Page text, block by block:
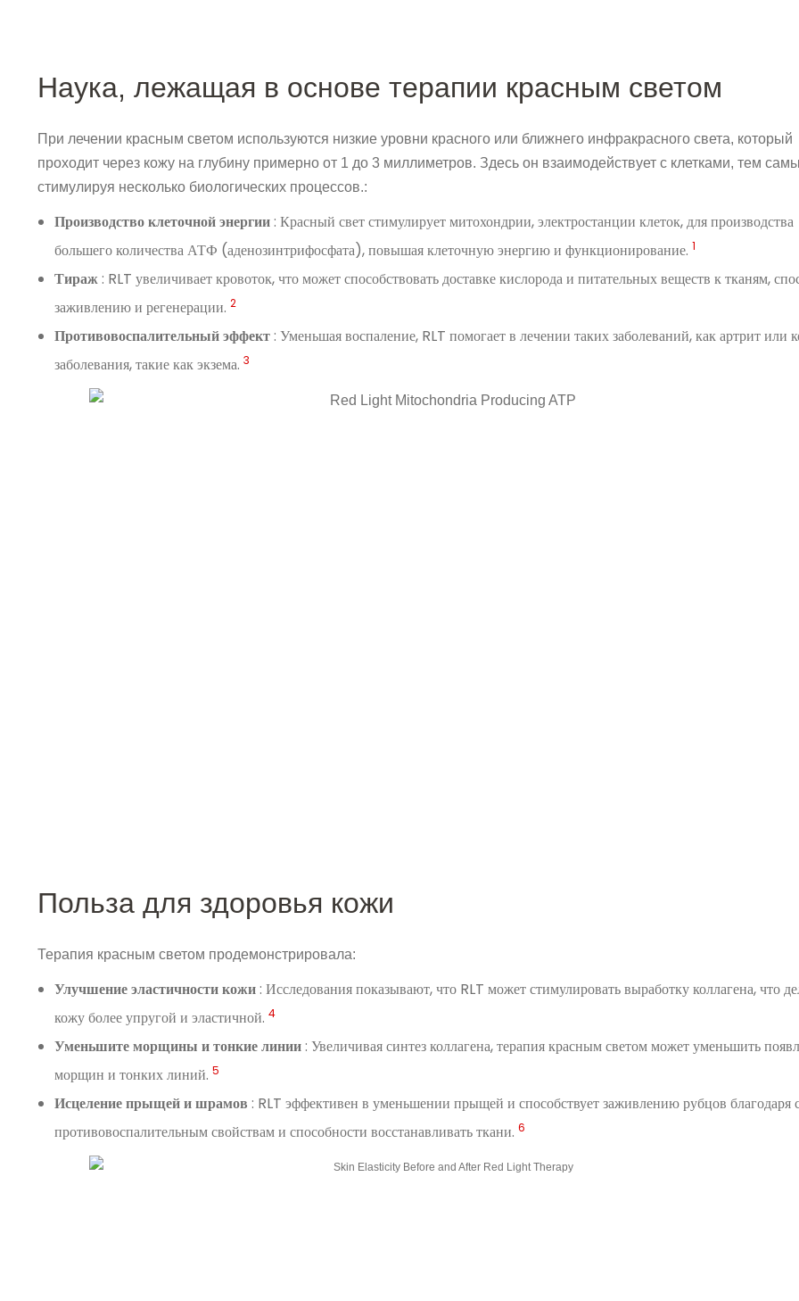
Наука, лежащая в основе терапии красным светом
При лечении красным светом используются низкие уровни красного или ближнего инфракрасного света, который
проходит через кожу на глубину примерно от 1 до 3 миллиметров. Здесь он взаимодействует с клетками, тем
стимулируя несколько биологических процессов.:
Производство клеточной энергии : Красный свет стимулирует митохондрии, электростанции клеток, для производства
большего количества АТФ (аденозинтрифосфата), повышая клеточную энергию и функционирование. 1
Тираж : RLT увеличивает кровоток, что может способствовать доставке кислорода и питательных веществ к тканям,
заживлению и регенерации.2
Противовоспалительный эффект : Уменьшая воспаление, RLT помогает в лечении таких заболеваний, как артрит или
заболевания, такие как экзема.3
Польза для здоровья кожи
Терапия красным светом продемонстрировала:
Улучшение эластичности кожи : Исследования показывают, что RLT может стимулировать выработку коллагена, что
кожу более упругой и эластичной.4
Уменьшите морщины и тонкие линии : Увеличивая синтез коллагена, терапия красным светом может уменьшить
морщин и тонких линий.5
Исцеление прыщей и шрамов : RLT эффективен в уменьшении прыщей и способствует заживлению рубцов благодаря
противовоспалительным свойствам и способности восстанавливать ткани.6